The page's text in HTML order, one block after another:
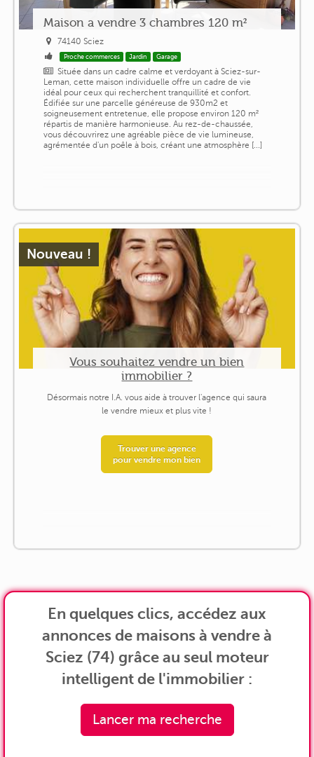
Maison a vendre 3 chambres 120 m²
74140 Sciez
Proche commerces Jardin Garage
Située dans un cadre calme et verdoyant à Sciez-sur-
Leman, cette maison individuelle offre un cadre de vie
idéal pour ceux qui recherchent tranquillité et confort.
Édifiée sur une parcelle généreuse de 930m2 et
soigneusement entretenue, elle propose environ 120 m²
répartis de manière harmonieuse. Au rez-de-chaussée,
vous découvrirez une agréable pièce de vie lumineuse,
agrémentée d'un poêle à bois, créant une atmosphère [...]
Nouveau !
Vous souhaitez vendre un bien
immobilier ?
Désormais notre I.A. vous aide à trouver l'agence qui saura
le vendre mieux et plus vite !
Trouver une agence
pour vendre mon bien
En quelques clics, accédez aux
annonces de maisons à vendre à
Sciez (74) grâce au seul moteur
intelligent de l'immobilier :
Lancer ma recherche